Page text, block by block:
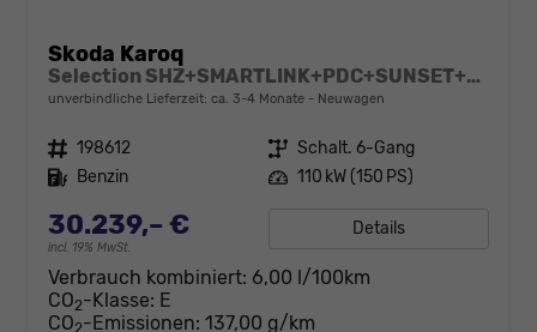
Skoda Karoq
Selection SHZ+SMARTLINK+PDC+SUNSET+LED
unverbindliche Lieferzeit: ca. 3-4 Monate Neuwagen
Fahrzeugnr. 198612 Getriebe Schalt. 6-Gang
Kraftstoff Benzin Leistung 110 kW (150 PS)
30.239,– €
incl. 19% MwSt.
Details
Verbrauch kombiniert: 6,00 l/100km
CO2-Klasse: E
CO2-Emissionen: 137,00 g/km